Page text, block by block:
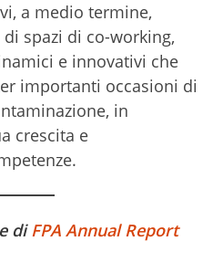
a medio termine,
spazi di co-working,
e innovativi che
importanti occasioni di
in
crescita e
diFPA Annual Report